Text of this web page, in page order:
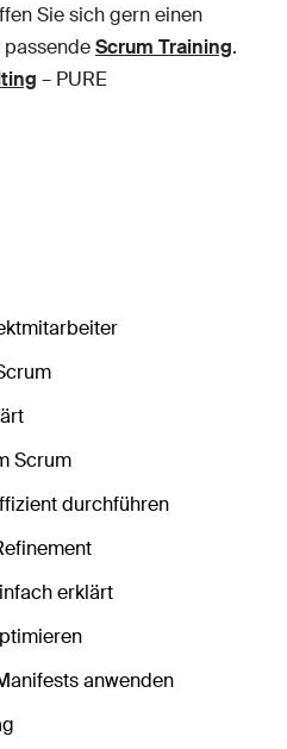
Sie sich gern einen
Scrum Training.
– PURE
Scrum
durchführen
erklärt
anwenden